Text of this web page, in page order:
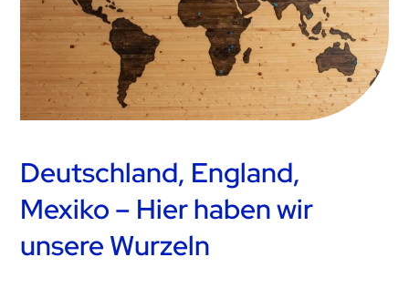
Deutschland, England,
Mexiko – Hier haben wir
unsere Wurzeln